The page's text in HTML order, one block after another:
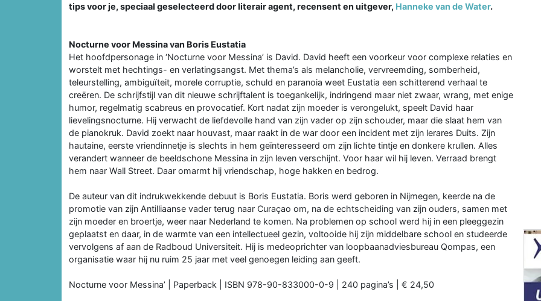
tips voor je, speciaal geselecteerd door literair agent, recensent en uitgever, Hanneke van de Water.
Nocturne voor Messina van Boris Eustatia
Het hoofdpersonage in ‘Nocturne voor Messina’ is David. David heeft een voorkeur voor complexe relaties en
worstelt met hechtings- en verlatingsangst. Met thema’s als melancholie, vervreemding, somberheid,
teleurstelling, ambiguïteit, morele corruptie, schuld en paranoia weet Eustatia een schitterend verhaal te
creëren. De schrijfstijl van dit nieuwe schrijftalent is toegankelijk, indringend maar niet zwaar, wrang, met enige
humor, regelmatig scabreus en provocatief. Kort nadat zijn moeder is verongelukt, speelt David haar
lievelingsnocturne. Hij verwacht de liefdevolle hand van zijn vader op zijn schouder, maar die slaat hem van
de pianokruk. David zoekt naar houvast, maar raakt in de war door een incident met zijn lerares Duits. Zijn
hautaine, eerste vriendinnetje is slechts in hem geïnteresseerd om zijn lichte tintje en donkere krullen. Alles
verandert wanneer de beeldschone Messina in zijn leven verschijnt. Voor haar wil hij leven. Verraad brengt
hem naar Wall Street. Daar omarmt hij vriendschap, hoge hakken en bedrog.
De auteur van dit indrukwekkende debuut is Boris Eustatia. Boris werd geboren in Nijmegen, keerde na de
promotie van zijn Antilliaanse vader terug naar Curaçao om, na de echtscheiding van zijn ouders, samen met
zijn moeder en broertje, weer naar Nederland te komen. Na problemen op school werd hij in een pleeggezin
geplaatst en daar, in de warmte van een intellectueel gezin, voltooide hij zijn middelbare school en studeerde
vervolgens af aan de Radboud Universiteit. Hij is medeoprichter van loopbaanadviesbureau Qompas, een
organisatie waar hij nu ruim 25 jaar met veel genoegen leiding aan geeft.
Nocturne voor Messina’ | Paperback | ISBN 978-90-833000-0-9 | 240 pagina’s | € 24,50